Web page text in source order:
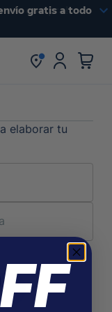
compra!
gratis a todo
elaborar tu